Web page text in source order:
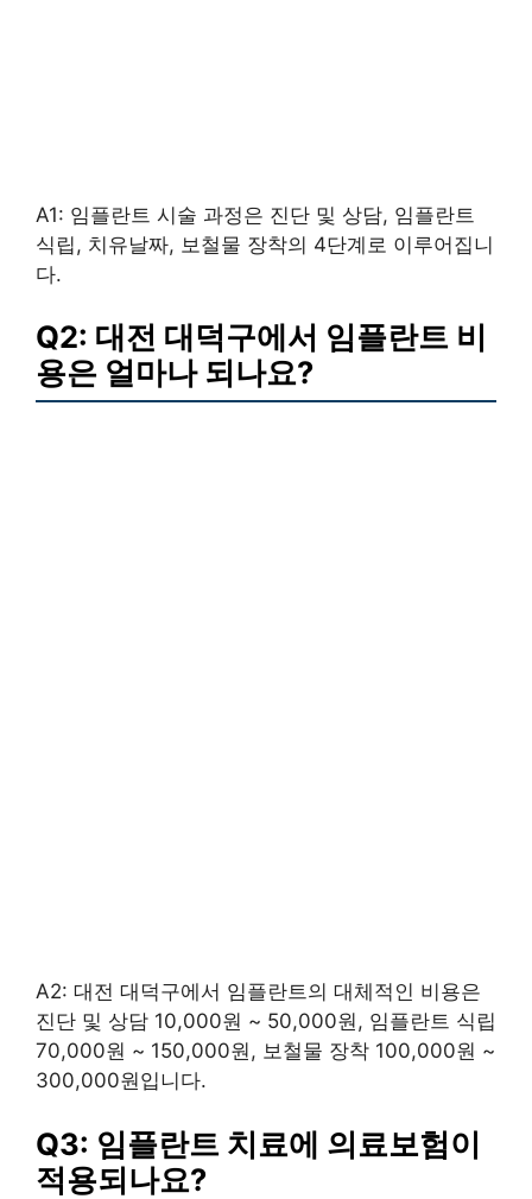
A1: 임플란트 시술 과정은 진단 및 상담, 임플란트
식립, 치유날짜, 보철물 장착의 4단계로 이루어집니
다.
Q2: 대전 대덕구에서 임플란트 비
용은 얼마나 되나요?
A2: 대전 대덕구에서 임플란트의 대체적인 비용은
진단 및 상담 10,000원 ~ 50,000원, 임플란트 식립
70,000원 ~ 150,000원, 보철물 장착 100,000원 ~
300,000원입니다.
Q3: 임플란트 치료에 의료보험이
적용되나요?